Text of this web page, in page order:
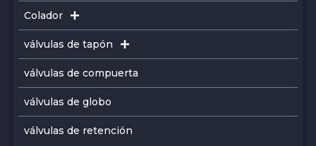
Colador
válvulas de tapón
válvulas de compuerta
válvulas de globo
válvulas de retención